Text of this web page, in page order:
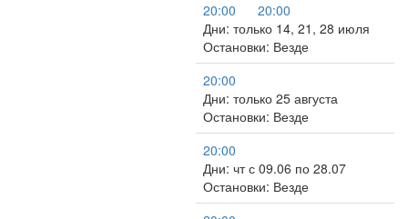
20:00
20:00
Дни: только 14, 21, 28 июля
Остановки: Везде
20:00
Дни: только 25 августа
Остановки: Везде
20:00
Дни: чт с 09.06 по 28.07
Остановки: Везде